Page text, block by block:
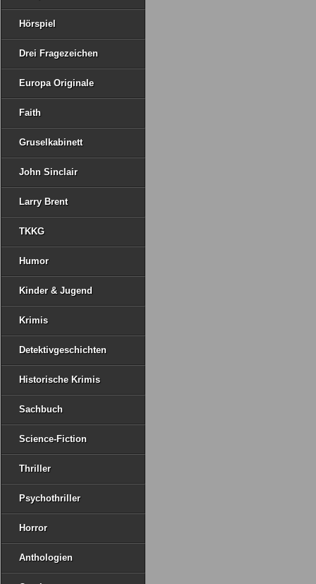
Hörspiel
Drei Fragezeichen
Europa Originale
Faith
Gruselkabinett
John Sinclair
Larry Brent
TKKG
Humor
Kinder & Jugend
Krimis
Detektivgeschichten
Historische Krimis
Sachbuch
Science-Fiction
Thriller
Psychothriller
Horror
Anthologien